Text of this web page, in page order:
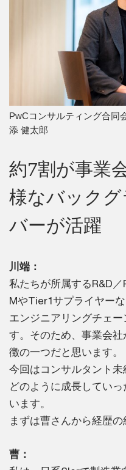
PwCコンサルティング合同
添 健太郎
約7割が事業
様なバック
バーが活躍
川端：
私たちが所属するR&D
MやTier1サプライヤー
エンジニアリングチェ
す。そのため、事業会
徴の一つだと思います。
今回はコンサルタント
どのように成長してい
います。
まずは曹さんから経歴の
曹：